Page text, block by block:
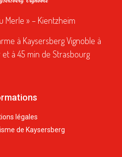
Merle » – Kientzheim
à Kaysersberg Vignoble à
à 45 min de Strasbourg
légales
de Kaysersberg